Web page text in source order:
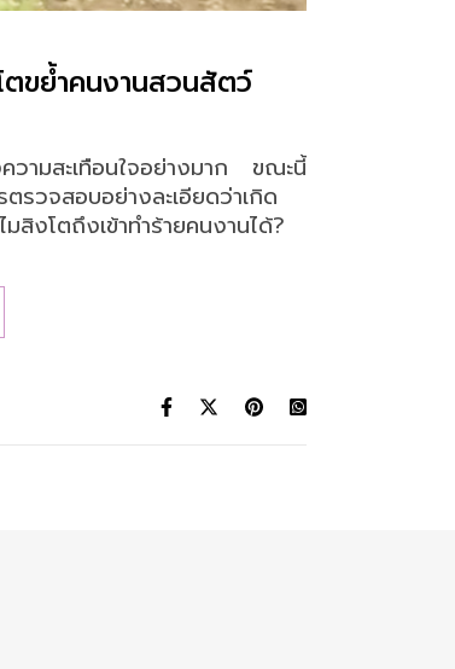
ขย้ำคนงานสวนสัตว์
วามสะเทือนใจอย่างมาก ขณะนี้
รวจสอบอย่างละเอียดว่าเกิด
มสิงโตถึงเข้าทำร้ายคนงานได้?